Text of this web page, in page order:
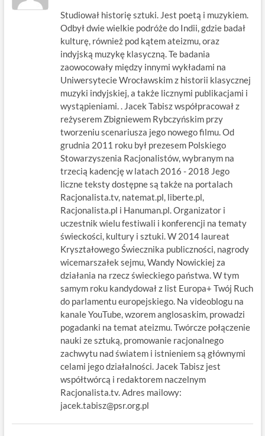
Studiował historię sztuki. Jest poetą i muzykiem.
Odbył dwie wielkie podróże do Indii, gdzie badał
kulturę, również pod kątem ateizmu, oraz
indyjską muzykę klasyczną. Te badania
zaowocowały między innymi wykładami na
Uniwersytecie Wrocławskim z historii klasycznej
muzyki indyjskiej, a także licznymi publikacjami i
wystąpieniami. . Jacek Tabisz współpracował z
reżyserem Zbigniewem Rybczyńskim przy
tworzeniu scenariusza jego nowego filmu. Od
grudnia 2011 roku był prezesem Polskiego
Stowarzyszenia Racjonalistów, wybranym na
trzecią kadencję w latach 2016 - 2018 Jego
liczne teksty dostępne są także na portalach
Racjonalista.tv, natemat.pl, liberte.pl,
Racjonalista.pl i Hanuman.pl. Organizator i
uczestnik wielu festiwali i konferencji na tematy
świeckości, kultury i sztuki. W 2014 laureat
Kryształowego Świecznika publiczności, nagrody
wicemarszałek sejmu, Wandy Nowickiej za
działania na rzecz świeckiego państwa. W tym
samym roku kandydował z list Europa+ Twój Ruch
do parlamentu europejskiego. Na videoblogu na
kanale YouTube, wzorem anglosaskim, prowadzi
pogadanki na temat ateizmu. Twórcze połączenie
nauki ze sztuką, promowanie racjonalnego
zachwytu nad światem i istnieniem są głównymi
celami jego działalności. Jacek Tabisz jest
współtwórcą i redaktorem naczelnym
Racjonalista.tv. Adres mailowy:
jacek.tabisz@psr.org.pl